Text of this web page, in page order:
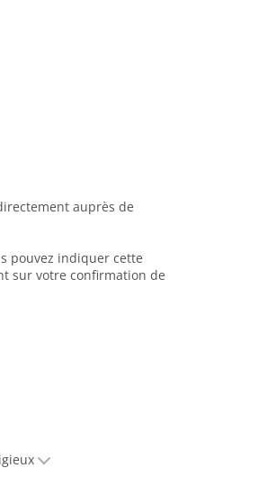
auprès de
pouvez indiquer cette
sur votre confirmation de